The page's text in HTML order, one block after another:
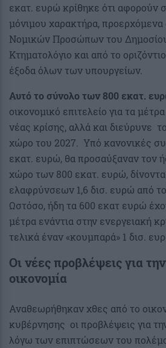
εκατ. ευρώ κρίθηκε ότι αφορούν
μόνιμου χαρακτήρα,
Νομικών Προσώπων του
Κτηματολόγιο και από το
έξοδα όλων των υπουργείων.
Αυτό το σύνολο των 800 εκατ.
οικονομικό επιτελείο για τα
νέας κρίσης, αλλά και διεύρυνε
χώρο του 2027. Υπό κανονικές
εκατ. ευρώ, θα προσαύξαναν τον
χώρο των 800 εκατ. ευρώ,
ελαφρύνσεων 1,6 δισ. ευρώ από
Ωστόσο, ήδη τα 600 εκατ ευρώ
μέτρα ενάντια στην ενεργειακή
τελικά έναν «κουμπαρά» 1 δισ.
Οι νέες προβλέψεις για
οικονομία
Αναθεωρήθηκαν χθες από το
κυβέρνησης οι προβλέψεις για
λόγω των επιπτώσεων του